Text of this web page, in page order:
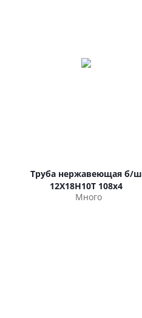
Труба нержавеющая б/ш
12Х18Н10Т 108х4
Много